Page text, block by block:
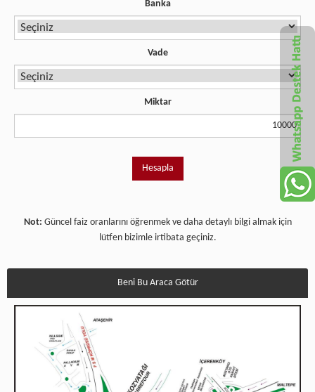
Banka
Vade
Miktar
Not: Güncel faiz oranlarını öğrenmek ve daha detaylı bilgi almak için
lütfen bizimle irtibata geçiniz.
Beni Bu Araca Götür